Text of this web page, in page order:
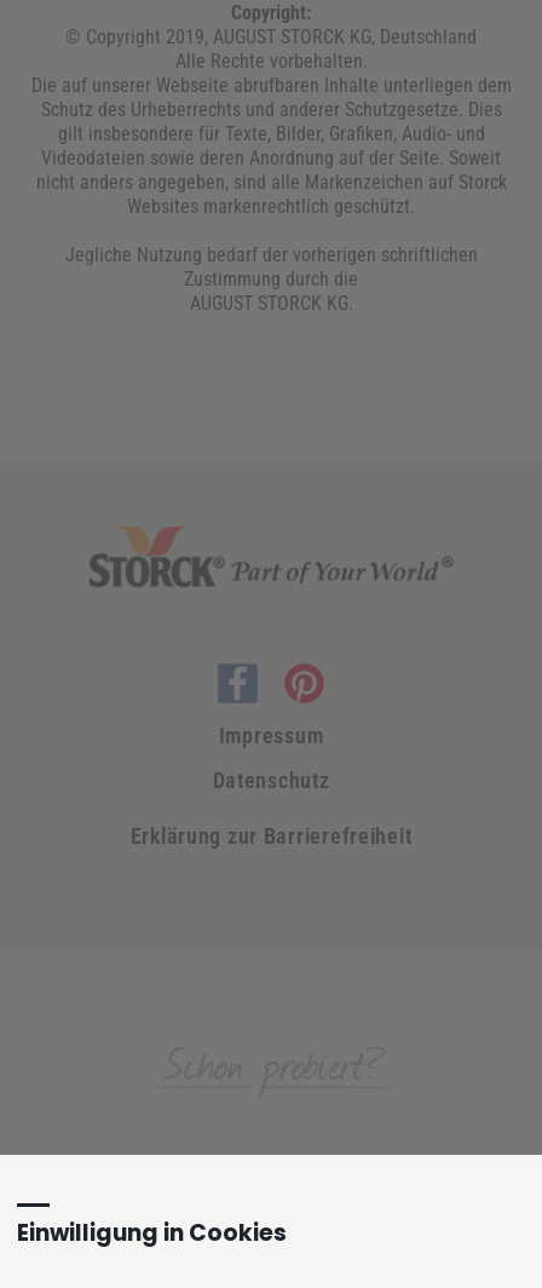
Copyright:
© Copyright 2019, AUGUST STORCK KG, Deutschland
Alle Rechte vorbehalten.
Die auf unserer Webseite abrufbaren Inhalte unterliegen dem
Schutz des Urheberrechts und anderer Schutzgesetze. Dies
gilt insbesondere für Texte, Bilder, Grafiken, Audio- und
Videodateien sowie deren Anordnung auf der Seite. Soweit
nicht anders angegeben, sind alle Markenzeichen auf Storck
Websites markenrechtlich geschützt.
Jegliche Nutzung bedarf der vorherigen schriftlichen
Zustimmung durch die
AUGUST STORCK KG.
Impressum
Datenschutz
Erklärung zur Barrierefreiheit
Einwilligung in Cookies